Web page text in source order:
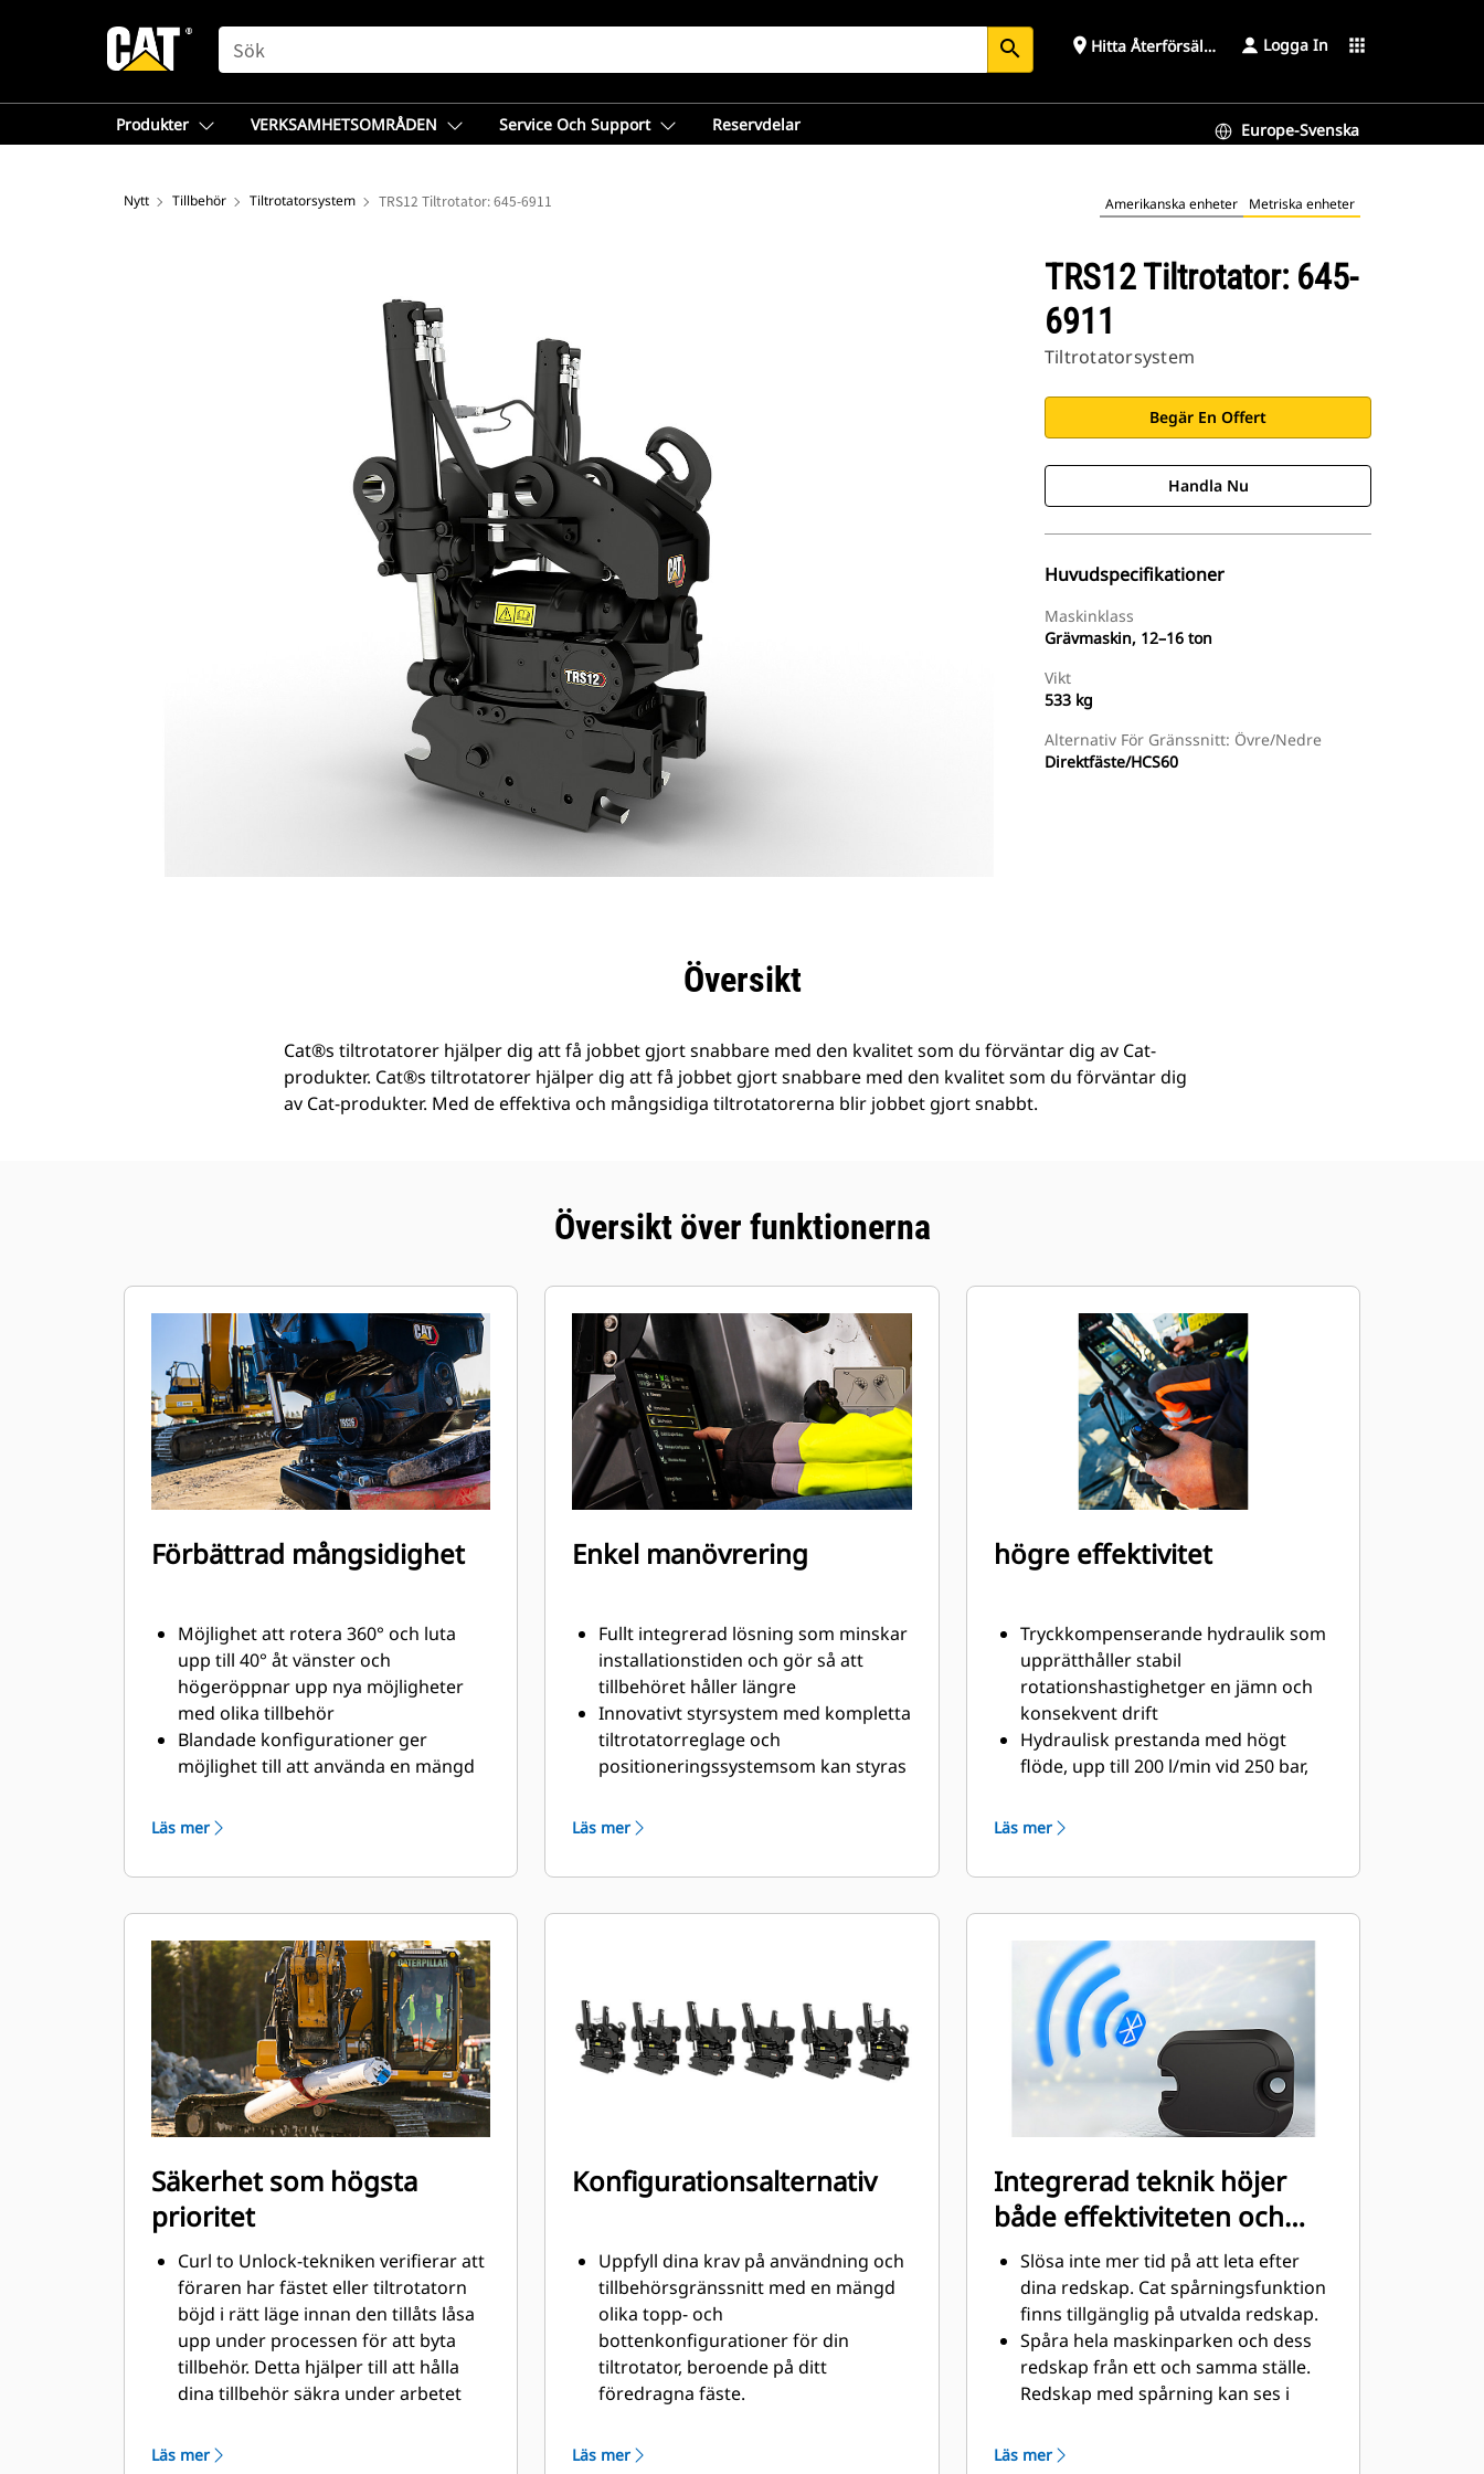
SEARCH search place Hitta Återförsäljare Logga In apps
Produkter VERKSAMHETSOMRÅDEN Service Och Support Reservdelar Europe-Svenska
Nytt Tillbehör Tiltrotatorsystem TRS12 Tiltrotator: 645-6911 Amerikanska enheter Metriska enheter
TRS12 Tiltrotator: 645-
6911
Tiltrotatorsystem
Begär En Offert
Handla Nu
Huvudspecifikationer
Maskinklass
Grävmaskin, 12–16 ton
Vikt
533 kg
Alternativ För Gränssnitt: Övre/nedre
Direktfäste/HCS60
SpecifikationerÖversikt
Cat®s tiltrotatorer hjälper dig att få jobbet gjort snabbare med den kvalitet som du förväntar dig av Cat-
produkter. Cat®s tiltrotatorer hjälper dig att få jobbet gjort snabbare med den kvalitet som du förväntar dig
av Cat-produkter. Med de effektiva och mångsidiga tiltrotatorerna blir jobbet gjort snabbt.
Översikt över funktionerna
Förbättrad mångsidighet
Möjlighet att rotera 360° och luta
upp till 40° åt vänster och
högeröppnar upp nya möjligheter
med olika tillbehör
Blandade konfigurationer ger
möjlighet till att använda en mängd
tillbehör som passar just dina behov
standard S-fäste till ett hydrauliskt S-
grävning, släntning, kompaktering
och mycket mer, med exakta rörelser
utan att behöva flytta maskinen
Använd gripmodulen utan att ta bort
bottenredskapet
Läs mer
Enkel manövrering
Fullt integrerad lösning som minskar
installationstiden och gör så att
tillbehöret håller längre
Innovativt styrsystem med kompletta
tiltrotatorreglage och
positioneringssystemsom kan styras
Lutningsgivaren GS520, som sitter
skyddad plats,möjliggör mycket
redskapet är korrekt anslutet och
fäst, för att minska risken att
verktyget börjar svänga eller lossnar
Läs mer
högre effektivitet
Tryckkompenserande hydraulik som
upprätthåller stabil
rotationshastighetger en jämn och
konsekvent drift
Hydraulisk prestanda med högt
flöde, upp till 200 l/min vid 250 bar,
tillbehör med högt flöde
som kan anslutas till maskinens
konstant smorda, vilket förlänger
rotorns livslängd
Tjocka stålslangarminskar
baktrycket, ökar livslängden och gör
underhållet enklare.
Läs mer
Säkerhet som högsta
prioritet
Curl to Unlock-tekniken verifierar att
föraren har fästet eller tiltrotatorn
böjd i rätt läge innan den tillåts låsa
upp under processen för att byta
tillbehör. Detta hjälper till att hålla
dina tillbehör säkra under arbetet
under frånkopplingsprocessen.
Läs mer
Konfigurationsalternativ
Uppfyll dina krav på användning och
tillbehörsgränssnitt med en mängd
olika topp- och
bottenkonfigurationer för din
tiltrotator, beroende på ditt
föredragna fäste.
direktinfästning är perfekta när
Läs mer
Integrerad teknik höjer
både effektiviteten och
produktiviteten
Slösa inte mer tid på att leta efter
dina redskap. Cat spårningsfunktion
finns tillgänglig på utvalda redskap.
Spåra hela maskinparken och dess
redskap från ett och samma ställe.
Redskap med spårning kan ses i
Produkt Länk™-ansluten utrustning.
Läs mer